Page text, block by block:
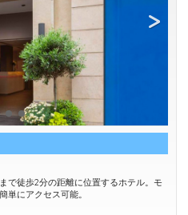
で徒歩2分の距離に位置するホテル。モ
単にアクセス可能。